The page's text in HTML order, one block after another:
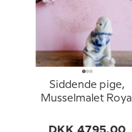
Siddende pige,
Musselmalet Royal
4793